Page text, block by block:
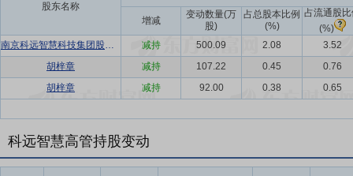
股东名称
增减
变动数量(万
股)
占总股本比例
(%)
占流通股
(%)
南京科远智慧科技集团股份有限公司第三期员工持股计划
减持 500.09 2.08
3.52
胡梓章
减持 107.22 0.45
0.76
胡梓章
减持 92.00 0.38 0.65
科远智慧高管持股变动